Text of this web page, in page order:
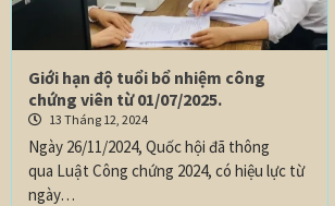
Giới hạn độ tuổi bổ nhiệm công
chứng viên từ 01/07/2025.
13 Tháng 12, 2024
Ngày 26/11/2024, Quốc hội đã thông
qua Luật Công chứng 2024, có hiệu lực từ
ngày…